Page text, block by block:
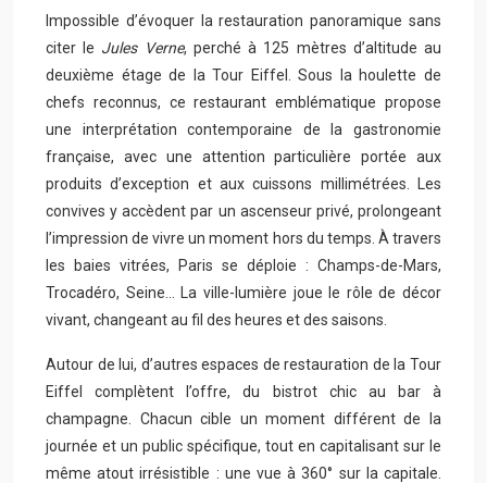
Impossible d’évoquer la restauration panoramique sans
citer le Jules Verne, perché à 125 mètres d’altitude au
deuxième étage de la Tour Eiffel. Sous la houlette de
chefs reconnus, ce restaurant emblématique propose
une interprétation contemporaine de la gastronomie
française, avec une attention particulière portée aux
produits d’exception et aux cuissons millimétrées. Les
convives y accèdent par un ascenseur privé, prolongeant
l’impression de vivre un moment hors du temps. À travers
les baies vitrées, Paris se déploie : Champs-de-Mars,
Trocadéro, Seine… La ville-lumière joue le rôle de décor
vivant, changeant au fil des heures et des saisons.
Autour de lui, d’autres espaces de restauration de la Tour
Eiffel complètent l’offre, du bistrot chic au bar à
champagne. Chacun cible un moment différent de la
journée et un public spécifique, tout en capitalisant sur le
même atout irrésistible : une vue à 360° sur la capitale.